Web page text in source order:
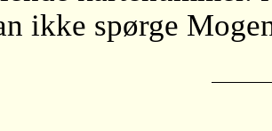
ikke spørge